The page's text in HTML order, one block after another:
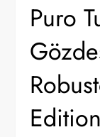
Puro